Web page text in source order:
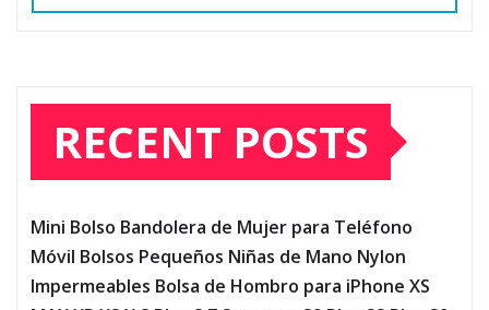
RECENT POSTS
Mini Bolso Bandolera de Mujer para Teléfono
Móvil Bolsos Pequeños Niñas de Mano Nylon
Impermeables Bolsa de Hombro para iPhone XS